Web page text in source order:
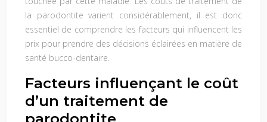
la parodontite varient considérablement, il est donc
essentiel de comprendre les facteurs qui influencent les
prix pour prendre des décisions éclairées en matière de
santé bucco-dentaire.
Facteurs influençant le coût
d’un traitement de